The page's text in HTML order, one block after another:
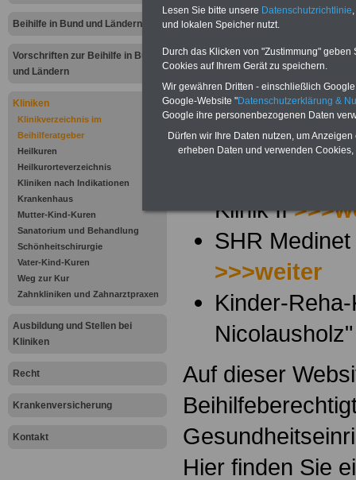
Beihilfe in Bund und Ländern
Vorschriften zur Beihilfe in Bund
und Ländern
Kliniken
Klinikverzeichnis im
Beihilferatgeber
Heilkuren
Heilkurorteverzeichnis
Kliniken nach Indikationen
Krankenhaus
Mutter-Kind-Kuren
Sanatorium und Behandlung
Schönheitschirurgie
Vater-Kind-Kuren
Weg zur Kur
Zahnkliniken und Zahnarztpraxen
Ausbildung und Stellen bei
Kliniken
Recht
Krankenversicherung
Kontakt
Tipps
Saale Reha
Klinik I
Klinik II
SHR
>>>weiter
Kinder-Reha-
Auf dieser
Hier finden Sie
Lesen Sie bitte unsere Datenschutzrichtlinie
und lokalen Speicher nutzt.
Durch das Klicken von "Zustimmung"
Cookies auf Ihrem Gerät zu speichern.
Wir gewähren Dritten - einschließlich
Google-Website "Datenschutzerklärung &
Google ihre personenbezogenen Daten
Dürfen wir Ihre Daten nutzen, um
erheben Daten und verwenden